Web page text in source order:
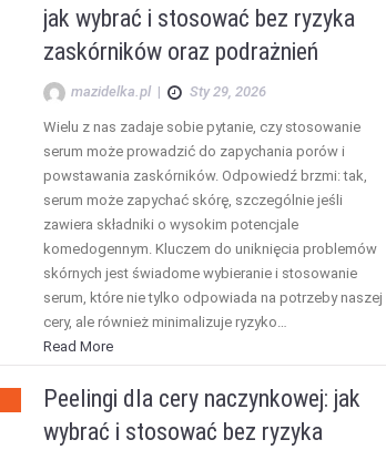
jak wybrać i stosować bez ryzyka
zaskórników oraz podrażnień
mazidelka.pl | Sty 29, 2026
Wielu z nas zadaje sobie pytanie, czy stosowanie
serum może prowadzić do zapychania porów i
powstawania zaskórników. Odpowiedź brzmi: tak,
serum może zapychać skórę, szczególnie jeśli
zawiera składniki o wysokim potencjale
komedogennym. Kluczem do uniknięcia problemów
skórnych jest świadome wybieranie i stosowanie
serum, które nie tylko odpowiada na potrzeby naszej
cery, ale również minimalizuje ryzyko…
Read More
Peelingi dla cery naczynkowej: jak
wybrać i stosować bez ryzyka